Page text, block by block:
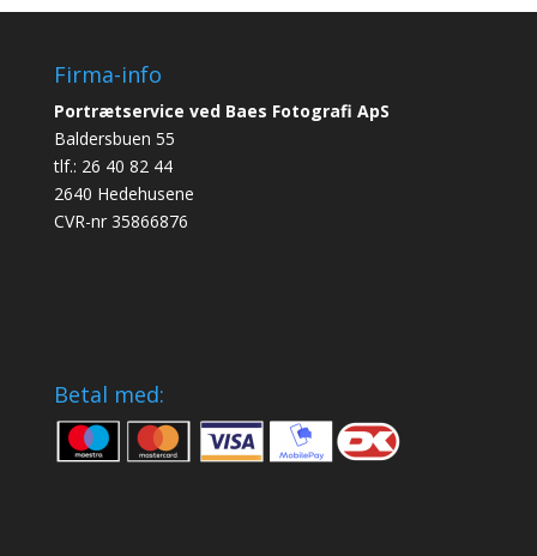
Firma-info
Portrætservice ved Baes Fotografi ApS
Baldersbuen 55
tlf.: 26 40 82 44
2640 Hedehusene
CVR-nr 35866876
Betal med: